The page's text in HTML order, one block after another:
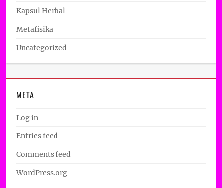
Kapsul Herbal
Metafisika
Uncategorized
META
Log in
Entries feed
Comments feed
WordPress.org